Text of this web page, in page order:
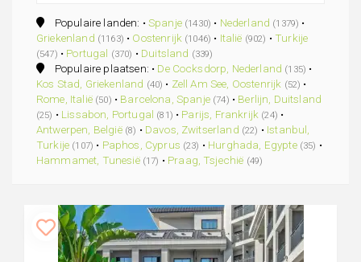
Populaire landen: •Spanje (1430) • Nederland (1379) •
Griekenland (1163) • Oostenrijk (1046) • Italië (902) • Turkije
(547) • Portugal (370) • Duitsland (339)
Populaire plaatsen: • De Cocksdorp, Nederland (135) •
Kos Stad, Griekenland (40) • Zell Am See, Oostenrijk (52) •
Rome, Italië (50) • Barcelona, Spanje (74) • Berlijn, Duitsland
(25) • Lissabon, Portugal (81) • Parijs, Frankrijk (24) •
Antwerpen, België (8) • Davos, Zwitserland (22) • Istanbul,
Turkije (107) • Paphos, Cyprus (23) • Hurghada, Egypte (35) •
Hammamet, Tunesië (17) • Praag, Tsjechië (49)